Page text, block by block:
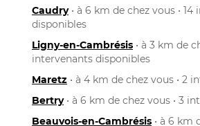
Caudry• à 6 km de chez vous •
disponibles
Ligny-en-Cambrésis • à 3 km de
intervenants disponibles
Maretz • à 4 km de chez vous • 2
Bertry• à 6 km de chez vous • 3
Beauvois-en-Cambrésis • à 6 km